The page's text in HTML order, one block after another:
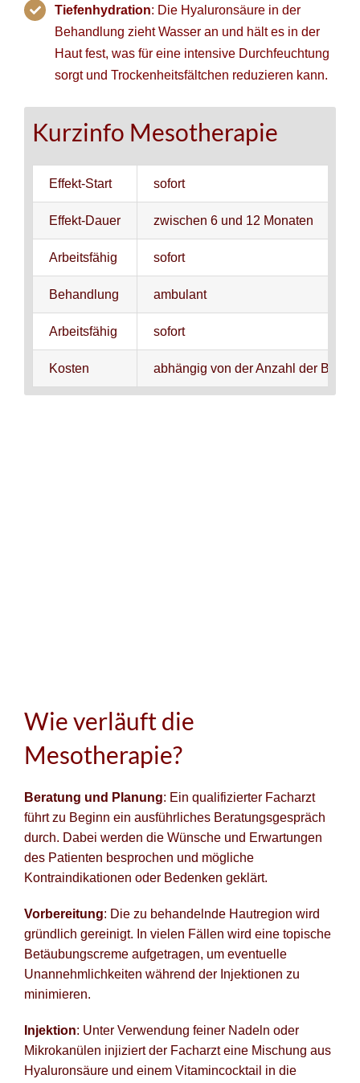
Tiefenhydration: Die Hyaluronsäure in der
Behandlung zieht Wasser an und hält es in der
Haut fest, was für eine intensive Durchfeuchtung
sorgt und Trockenheitsfältchen reduzieren kann.
Kurzinfo Mesotherapie
Effekt-Start sofort
Effekt-Dauer zwischen 6 und 12 Monaten
Arbeitsfähig sofort
Behandlung ambulant
Arbeitsfähig sofort
Kosten abhängig von der Anzahl der
Wie verläuft die
Mesotherapie?
Beratung und Planung: Ein qualifizierter Facharzt
führt zu Beginn ein ausführliches Beratungsgespräch
durch. Dabei werden die Wünsche und Erwartungen
des Patienten besprochen und mögliche
Kontraindikationen oder Bedenken geklärt.
Vorbereitung: Die zu behandelnde Hautregion wird
gründlich gereinigt. In vielen Fällen wird eine topische
Betäubungscreme aufgetragen, um eventuelle
Unannehmlichkeiten während der Injektionen zu
minimieren.
Injektion: Unter Verwendung feiner Nadeln oder
Mikrokanülen injiziert der Facharzt eine Mischung aus
Hyaluronsäure und einem Vitamincocktail in die